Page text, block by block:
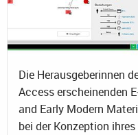
Die Herausgeberinnen
Access erscheinenden
and Early Modern
bei der Konzeption